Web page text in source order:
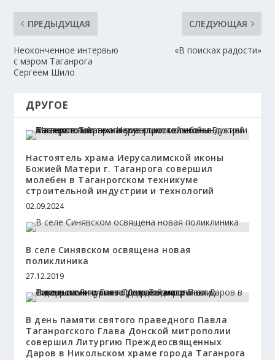
ПРЕДЫДУЩАЯ
Неоконченное интервью
с мэром Таганрога
Сергеем Шило
СЛЕДУЮЩАЯ
«В поисках радости»
ДРУГОЕ
Настоятель храма Иерусалимской иконы
Божией Матери г. Таганрога совершил
молебен в Таганрогском техникуме
строительной индустрии и технологий
02.09.2024
В селе Синявском освящена новая
поликлиника
27.12.2019
В день памяти святого праведного Павла
Таганрогского Глава Донской митрополии
совершил Литургию Преждеосвященных
Даров в Никольском храме города Таганрога